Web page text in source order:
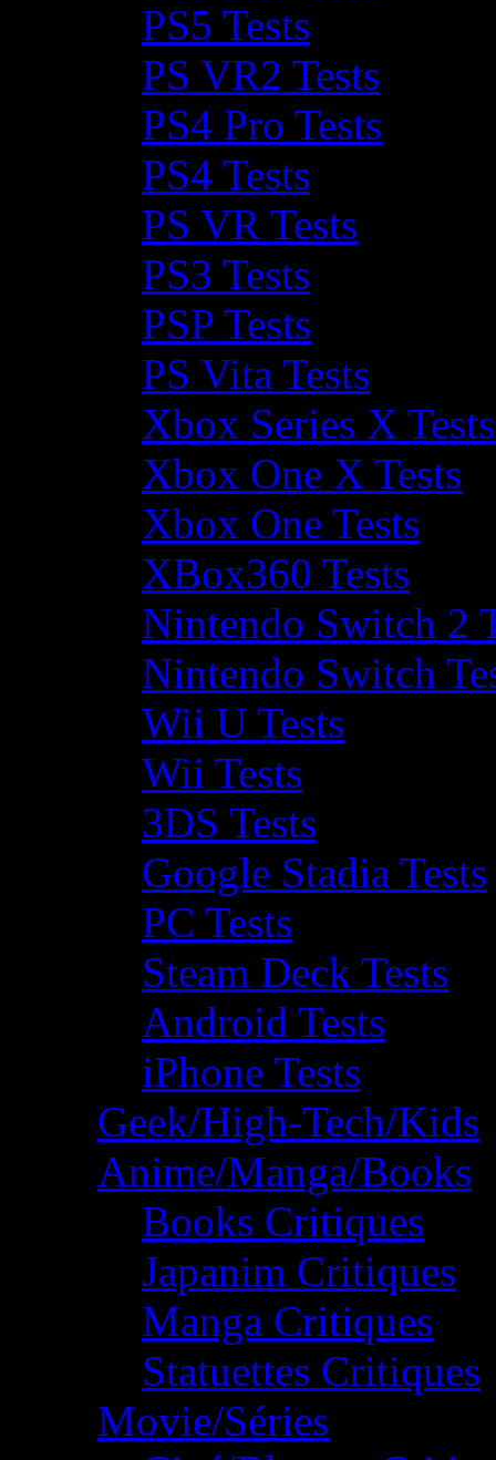
PS5 Tests
PS VR2 Tests
PS4 Pro Tests
PS4 Tests
PS VR Tests
PS3 Tests
PSP Tests
PS Vita Tests
Xbox Series X Tests
Xbox One X Tests
Xbox One Tests
XBox360 Tests
Nintendo Switch 2
Nintendo Switch
Wii U Tests
Wii Tests
3DS Tests
Google Stadia Tests
PC Tests
Steam Deck Tests
Android Tests
iPhone Tests
Geek/High-Tech/Kids
Anime/Manga/Books
Books Critiques
Japanim Critiques
Manga Critiques
Statuettes Critiques
Movie/Séries